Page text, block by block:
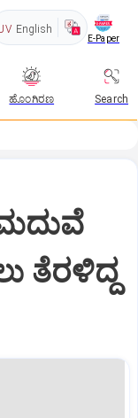
English
E-Paper
ಹೊಂಗಿರಣ Search
ಮದುವೆ
ತೆರಳಿದ್ದ